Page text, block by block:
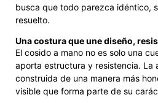
busca que todo parezca idéntico,
resuelto.
Una costura que une diseño,
El cosido a mano no es solo una
aporta estructura y resistencia. La
construida de una manera más
visible que forma parte de su